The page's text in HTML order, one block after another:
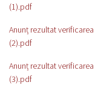
(1).pdf
Anunț rezultat
(2).pdf
Anunț rezultat
(3).pdf